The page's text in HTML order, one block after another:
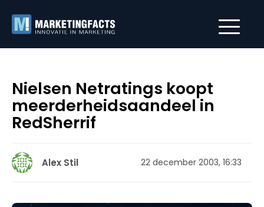
Nielsen Netratings koopt
meerderheidsaandeel in
RedSherrif
Alex Stil 22 december 2003, 16:33